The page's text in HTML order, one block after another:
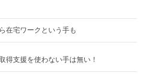
在宅ワークという手も
得支援を使わない手は無い！